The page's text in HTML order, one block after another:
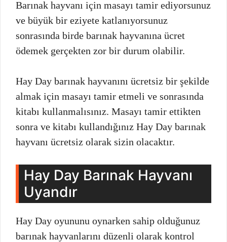
Barınak hayvanı için masayı tamir ediyorsunuz
ve büyük bir eziyete katlanıyorsunuz
sonrasında birde barınak hayvanına ücret
ödemek gerçekten zor bir durum olabilir.
Hay Day barınak hayvanını ücretsiz bir şekilde
almak için masayı tamir etmeli ve sonrasında
kitabı kullanmalısınız. Masayı tamir ettikten
sonra ve kitabı kullandığınız Hay Day barınak
hayvanı ücretsiz olarak sizin olacaktır.
Hay Day Barınak Hayvanı
Uyandır
Hay Day oyununu oynarken sahip olduğunuz
barınak hayvanlarını düzenli olarak kontrol